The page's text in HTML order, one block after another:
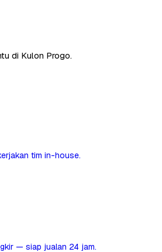
di Kulon Progo.
tim in-house.
— siap jualan 24 jam.